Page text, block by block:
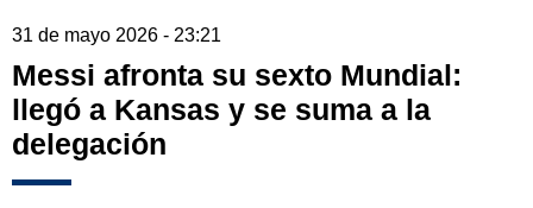
31 de mayo 2026 - 23:21
Messi afronta su sexto Mundial:
llegó a Kansas y se suma a la
delegación